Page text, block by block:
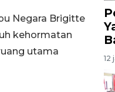
Negara Brigitte
kehormatan
utama
12